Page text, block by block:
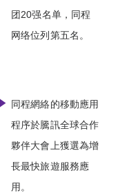
团20强名单，同程
网络位列第五名。
同程網絡的移動應用
程序於騰訊全球合作
夥伴大會上獲選為增
長最快旅遊服務應
用。